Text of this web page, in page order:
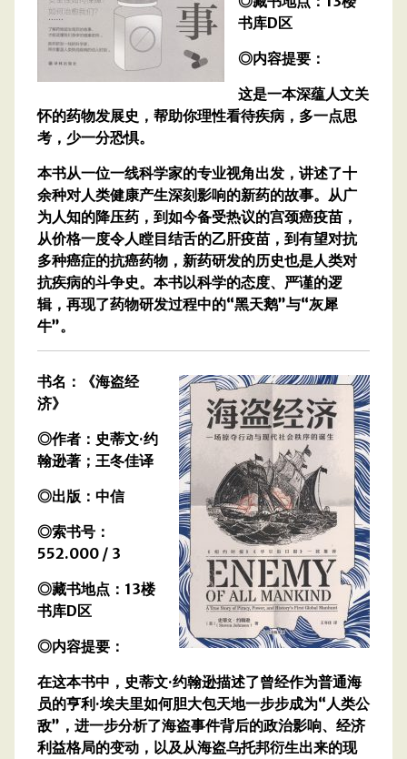
书库D区
◎内容提要：
这是一本深蕴人文关
怀的药物发展史，帮助你理性看待疾病，多一点思
考，少一分恐惧。
本书从一位一线科学家的专业视角出发，讲述了十
余种对人类健康产生深刻影响的新药的故事。从广
为人知的降压药，到如今备受热议的宫颈癌疫苗，
从价格一度令人瞠目结舌的乙肝疫苗，到有望对抗
多种癌症的抗癌药物，新药研发的历史也是人类对
抗疾病的斗争史。本书以科学的态度、严谨的逻
辑，再现了药物研发过程中的“黑天鹅”与“灰犀
牛”。
书名：《海盗经
济》
◎作者：史蒂文·约
翰逊著；王冬佳译
◎出版：中信
◎索书号：
552.000 / 3
◎藏书地点：13楼
书库D区
◎内容提要：
在这本书中，史蒂文·约翰逊描述了曾经作为普通海
员的亨利·埃夫里如何胆大包天地一步步成为“人类公
敌”，进一步分析了海盗事件背后的政治影响、经济
利益格局的变动，以及从海盗乌托邦衍生出来的现